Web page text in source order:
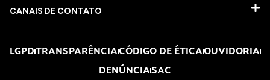
CANAIS DE CONTATO
LGPDTRANSPARÊNCIACÓDIGO DE ÉTICAOUVIDORIA
DENÚNCIASAC